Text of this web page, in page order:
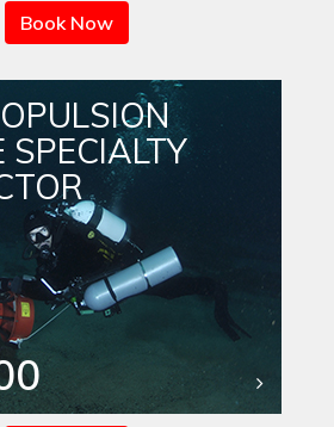
Book Now
SPECIALTY